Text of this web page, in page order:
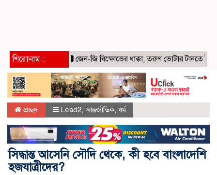
শিরোনাম : জেন-জি বিক্ষোভের ধাক্কা, তরুণ ভোটার টানতে
প্রচ্ছদ Lead2, আন্তর্জাতিক, ধর্ম
সিদ্ধান্ত আসেনি সৌদি থেকে, কী হবে বাংলাদেশি
হজযাত্রীদের?